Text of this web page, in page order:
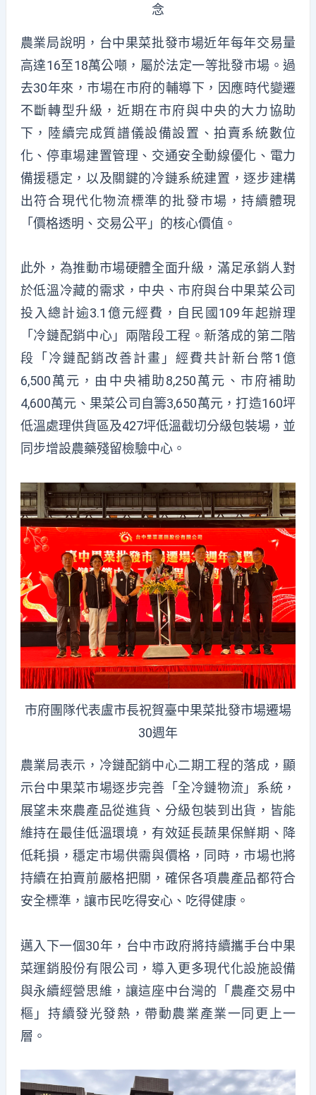
念
農業局說明，台中果菜批發市場近年每年交易量
高達16至18萬公噸，屬於法定一等批發市場。過
去30年來，市場在市府的輔導下，因應時代變遷
不斷轉型升級，近期在市府與中央的大力協助
下，陸續完成質譜儀設備設置、拍賣系統數位
化、停車場建置管理、交通安全動線優化、電力
備援穩定，以及關鍵的冷鏈系統建置，逐步建構
出符合現代化物流標準的批發市場，持續體現
「價格透明、交易公平」的核心價值。
此外，為推動市場硬體全面升級，滿足承銷人對
於低溫冷藏的需求，中央、市府與台中果菜公司
投入總計逾3.1億元經費，自民國109年起辦理
「冷鏈配銷中心」兩階段工程。新落成的第二階
段「冷鏈配銷改善計畫」經費共計新台幣1億
6,500萬元，由中央補助8,250萬元、市府補助
4,600萬元、果菜公司自籌3,650萬元，打造160坪
低溫處理供貨區及427坪低溫截切分級包裝場，並
同步增設農藥殘留檢驗中心。
市府團隊代表盧市長祝賀臺中果菜批發市場遷場
30週年
農業局表示，冷鏈配銷中心二期工程的落成，顯
示台中果菜市場逐步完善「全冷鏈物流」系統，
展望未來農產品從進貨、分級包裝到出貨，皆能
維持在最佳低溫環境，有效延長蔬果保鮮期、降
低耗損，穩定市場供需與價格，同時，市場也將
持續在拍賣前嚴格把關，確保各項農產品都符合
安全標準，讓市民吃得安心、吃得健康。
邁入下一個30年，台中市政府將持續攜手台中果
菜運銷股份有限公司，導入更多現代化設施設備
與永續經營思維，讓這座中台灣的「農產交易中
樞」持續發光發熱，帶動農業產業一同更上一
層。